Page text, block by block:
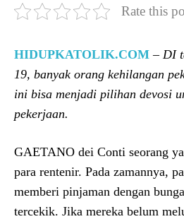
Rate this
HIDUPKATOLIK.COM – DI
19, banyak orang kehilangan
ini bisa menjadi pilihan devosi
pekerjaan.
GAETANO dei Conti seorang
para rentenir. Pada zamannya,
memberi pinjaman dengan
tercekik. Jika mereka belum